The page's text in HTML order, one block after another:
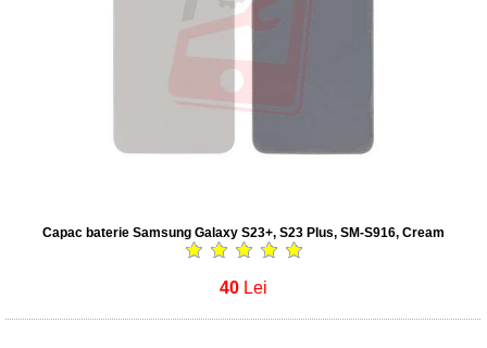
Capac baterie Samsung Galaxy S23+, S23 Plus, SM-S916, Cream
40 Lei